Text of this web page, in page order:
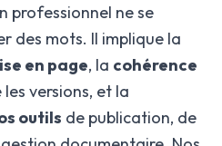
professionnel ne se
des mots. Il implique la
en page, la cohérence
les versions, et la
outils de publication, de